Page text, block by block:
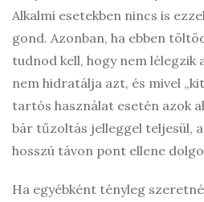
Alkalmi esetekben nincs is
gond. Azonban, ha ebben
tudnod kell, hogy nem lélegzik
nem hidratálja azt, és mivel
tartós használat esetén azok
bár tűzoltás jelleggel teljesül,
hosszú távon pont ellene
Ha egyébként tényleg